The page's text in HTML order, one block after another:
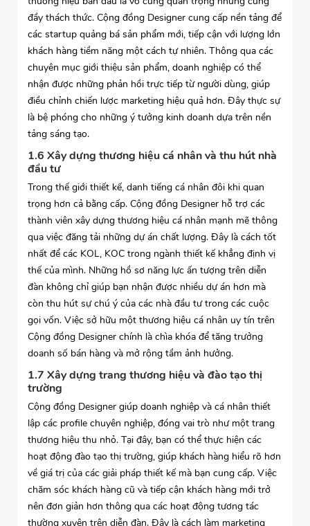
đầy thách thức. Cộng đồng Designer cung cấp nền tảng để
các startup quảng bá sản phẩm mới, tiếp cận với lượng lớn
khách hàng tiềm năng một cách tự nhiên. Thông qua các
chuyên mục giới thiệu sản phẩm, doanh nghiệp có thể
nhận được những phản hồi trực tiếp từ người dùng, giúp
điều chỉnh chiến lược marketing hiệu quả hơn. Đây thực sự
là bệ phóng cho những ý tưởng kinh doanh dựa trên nền
tảng sáng tạo.
1.6 Xây dựng thương hiệu cá nhân và thu hút nhà
đầu tư
Trong thế giới thiết kế, danh tiếng cá nhân đôi khi quan
trọng hơn cả bằng cấp. Cộng đồng Designer hỗ trợ các
thành viên xây dựng thương hiệu cá nhân mạnh mẽ thông
qua việc đăng tải những dự án chất lượng. Đây là cách tốt
nhất để các KOL, KOC trong ngành thiết kế khẳng định vị
thế của mình. Những hồ sơ năng lực ấn tượng trên diễn
đàn không chỉ giúp bạn nhận được nhiều dự án hơn mà
còn thu hút sự chú ý của các nhà đầu tư trong các cuộc
gọi vốn. Việc sở hữu một thương hiệu cá nhân uy tín trên
Cộng đồng Designer chính là chìa khóa để tăng trưởng
doanh số bán hàng và mở rộng tầm ảnh hưởng.
1.7 Xây dựng trang thương hiệu và đào tạo thị
trường
Cộng đồng Designer giúp doanh nghiệp và cá nhân thiết
lập các profile chuyên nghiệp, đóng vai trò như một trang
thương hiệu thu nhỏ. Tại đây, bạn có thể thực hiện các
hoạt động đào tạo thị trường, giúp khách hàng hiểu rõ hơn
về giá trị của các giải pháp thiết kế mà bạn cung cấp. Việc
chăm sóc khách hàng cũ và tiếp cận khách hàng mới trở
nên đơn giản hơn thông qua các hoạt động tương tác
thường xuyên trên diễn đàn. Đây là cách làm marketing